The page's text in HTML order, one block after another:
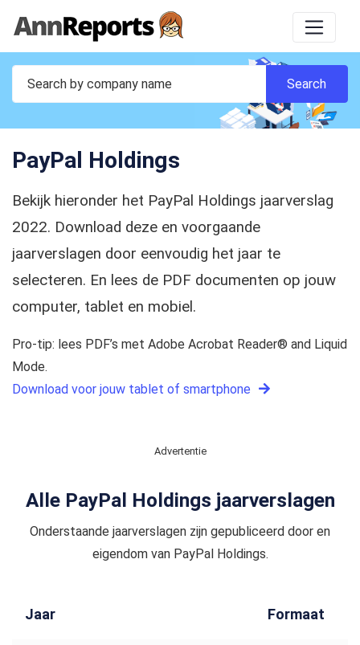
PayPal Holdings
Bekijk hieronder het PayPal Holdings jaarverslag
2022. Download deze en voorgaande
jaarverslagen door eenvoudig het jaar te
selecteren. En lees de PDF documenten op jouw
computer, tablet en mobiel.
Pro-tip: lees PDF’s met Adobe Acrobat Reader® and Liquid
Mode.
Download voor jouw tablet of smartphone
Advertentie
Alle PayPal Holdings jaarverslagen
Onderstaande jaarverslagen zijn gepubliceerd door en
eigendom van PayPal Holdings.
Jaar Formaat